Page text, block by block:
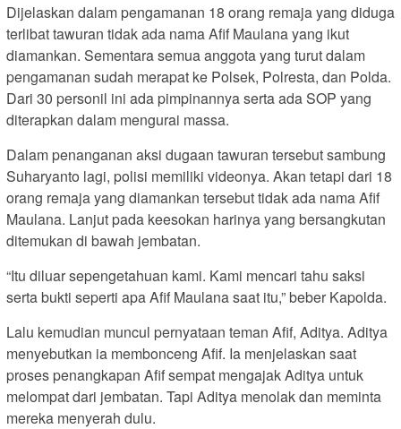
Dijelaskan dalam pengamanan 18 orang remaja yang diduga
terlibat tawuran tidak ada nama Afif Maulana yang ikut
diamankan. Sementara semua anggota yang turut dalam
pengamanan sudah merapat ke Polsek, Polresta, dan Polda.
Dari 30 personil ini ada pimpinannya serta ada SOP yang
diterapkan dalam mengurai massa.
Dalam penanganan aksi dugaan tawuran tersebut sambung
Suharyanto lagi, polisi memiliki videonya. Akan tetapi dari 18
orang remaja yang diamankan tersebut tidak ada nama Afif
Maulana. Lanjut pada keesokan harinya yang bersangkutan
ditemukan di bawah jembatan.
“Itu diluar sepengetahuan kami. Kami mencari tahu saksi
serta bukti seperti apa Afif Maulana saat itu,” beber Kapolda.
Lalu kemudian muncul pernyataan teman Afif, Aditya. Aditya
menyebutkan ia membonceng Afif. Ia menjelaskan saat
proses penangkapan Afif sempat mengajak Aditya untuk
melompat dari jembatan. Tapi Aditya menolak dan meminta
mereka menyerah dulu.